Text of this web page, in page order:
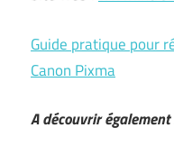
Guide pratique pour
Canon Pixma
A découvrir également